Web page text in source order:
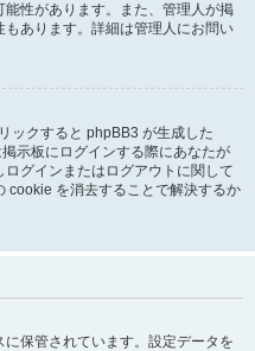
性があります。また、管理人が掲
あります。詳細は管理人にお問い
ックすると phpBB3 が生成した
示板にログインする際にあなたが
グインまたはログアウトに関して
cookie を消去することで解決するか
保管されています。設定データを